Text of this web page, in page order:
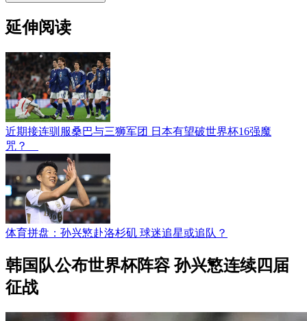
延伸阅读
近期接连驯服桑巴与三狮军团 日本有望破世界杯16强魔
咒？
体育拼盘：孙兴慜赴洛杉矶 球迷追星或追队？
韩国队公布世界杯阵容 孙兴慜连续四届
征战